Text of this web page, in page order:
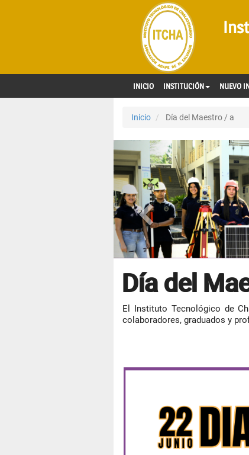
INICIO INSTITUCIÓN NUEVO
Inicio Día del Maestro / a
Día del
El Instituto Tecnológico de
colaboradores, graduados y